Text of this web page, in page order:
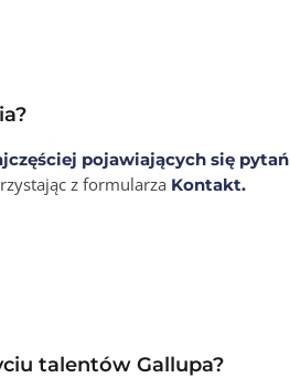
pojawiających się pytań
z formularza Kontakt.
talentów Gallupa?